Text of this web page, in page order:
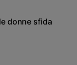
donne sfida